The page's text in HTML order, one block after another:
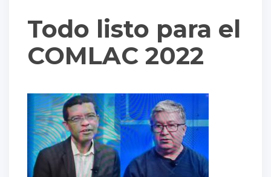
Todo listo para el
COMLAC 2022